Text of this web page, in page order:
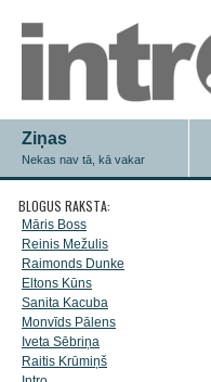
Ziņas
Nekas nav tā, kā vakar
BLOGUS RAKSTA:
Māris Boss
Reinis Mežulis
Raimonds Dunke
Eltons Kūns
Sanita Kacuba
Monvīds Pālens
Iveta Sēbriņa
Raitis Krūmiņš